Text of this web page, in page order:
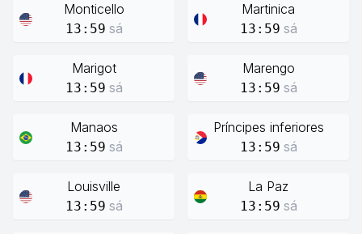
Monticello
13:59 sá
Martinica
13:59 sá
Marigot
13:59 sá
Marengo
13:59 sá
Manaos
13:59 sá
Príncipes inferiores
13:59 sá
Louisville
13:59 sá
La Paz
13:59 sá